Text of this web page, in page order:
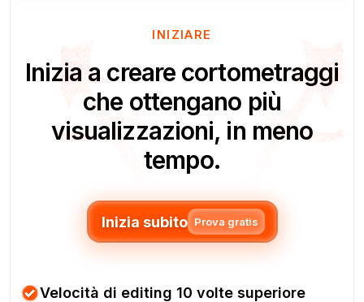
INIZIARE
Inizia a creare cortometraggi
che ottengano più
visualizzazioni, in meno
tempo.
Inizia subito Prova gratis
Velocità di editing 10 volte superiore